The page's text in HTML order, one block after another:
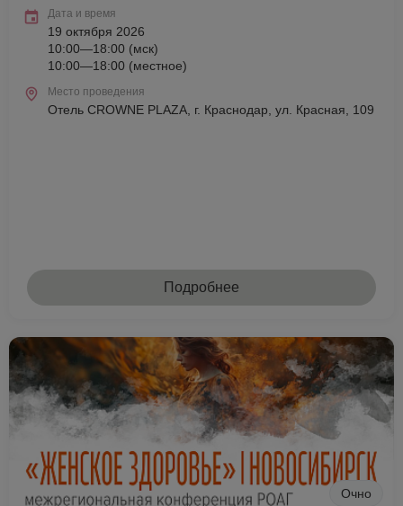
Дата и время
19 октября 2026
10:00—18:00 (мск)
10:00—18:00 (местное)
Место проведения
Отель CROWNE PLAZA, г. Краснодар, ул. Красная, 109
Подробнее
Очно